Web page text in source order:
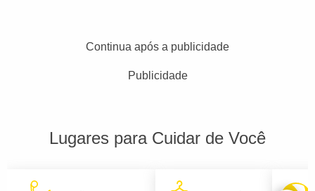
Continua após a publicidade
Publicidade
Lugares para Cuidar de Você